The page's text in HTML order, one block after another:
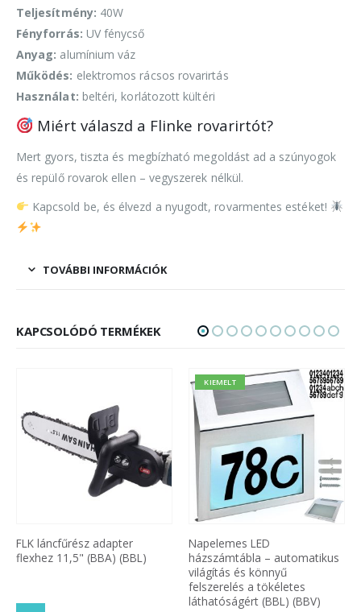
Teljesítmény: 40W
Fényforrás: UV fénycső
Anyag: alumínium váz
Működés: elektromos rácsos rovarirtás
Használat: beltéri, korlátozott kültéri
Miért válaszd a Flinke rovarirtót?
Mert gyors, tiszta és megbízható megoldást ad a szúnyogok
és repülő rovarok ellen – vegyszerek nélkül.
Kapcsold be, és élvezd a nyugodt, rovarmentes estéket!
TOVÁBBI INFORMÁCIÓK
KAPCSOLÓDÓ TERMÉKEK
FLK láncfűrész adapter
flexhez 11,5" (BBA) (BBL)
KIEMELT
Napelemes LED
házszámtábla – automatikus
világítás és könnyű
felszerelés a tökéletes
láthatóságért (BBL) (BBV)